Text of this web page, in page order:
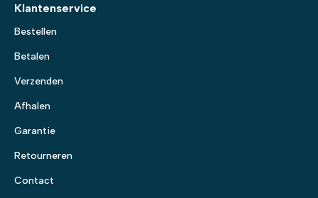
Klantenservice
Bestellen
Betalen
Verzenden
Afhalen
Garantie
Retourneren
Contact